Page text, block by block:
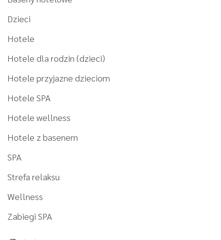
Dzieci
Hotele
Hotele dla rodzin (dzieci)
Hotele przyjazne dzieciom
Hotele SPA
Hotele wellness
Hotele z basenem
SPA
Strefa relaksu
Wellness
Zabiegi SPA